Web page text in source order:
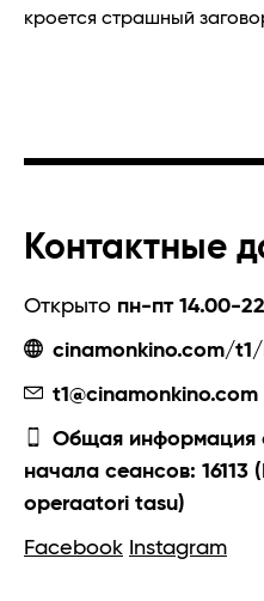
кроется страшный
Контактные
Открыто пн-пт 14.00-
cinamonkino.com/
t1@cinamonkino.com
Общая информация
начала сеансов: 16113
operaatori tasu)
Facebook Instagram